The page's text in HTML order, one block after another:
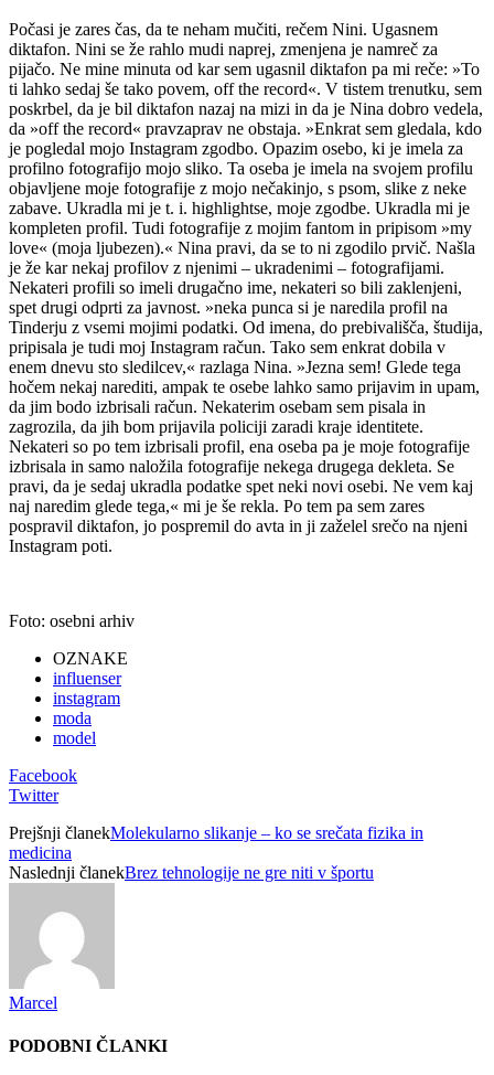
Počasi je zares čas, da te neham mučiti, rečem Nini. Ugasnem
diktafon. Nini se že rahlo mudi naprej, zmenjena je namreč za
pijačo. Ne mine minuta od kar sem ugasnil diktafon pa mi reče: »To
ti lahko sedaj še tako povem, off the record«. V tistem trenutku, sem
poskrbel, da je bil diktafon nazaj na mizi in da je Nina dobro vedela,
da »off the record« pravzaprav ne obstaja. »Enkrat sem gledala, kdo
je pogledal mojo Instagram zgodbo. Opazim osebo, ki je imela za
profilno fotografijo mojo sliko. Ta oseba je imela na svojem profilu
objavljene moje fotografije z mojo nečakinjo, s psom, slike z neke
zabave. Ukradla mi je t. i. highlightse, moje zgodbe. Ukradla mi je
kompleten profil. Tudi fotografije z mojim fantom in pripisom »my
love« (moja ljubezen).« Nina pravi, da se to ni zgodilo prvič. Našla
je že kar nekaj profilov z njenimi – ukradenimi – fotografijami.
Nekateri profili so imeli drugačno ime, nekateri so bili zaklenjeni,
spet drugi odprti za javnost. »neka punca si je naredila profil na
Tinderju z vsemi mojimi podatki. Od imena, do prebivališča, študija,
pripisala je tudi moj Instagram račun. Tako sem enkrat dobila v
enem dnevu sto sledilcev,« razlaga Nina. »Jezna sem! Glede tega
hočem nekaj narediti, ampak te osebe lahko samo prijavim in upam,
da jim bodo izbrisali račun. Nekaterim osebam sem pisala in
zagrozila, da jih bom prijavila policiji zaradi kraje identitete.
Nekateri so po tem izbrisali profil, ena oseba pa je moje fotografije
izbrisala in samo naložila fotografije nekega drugega dekleta. Se
pravi, da je sedaj ukradla podatke spet neki novi osebi. Ne vem kaj
naj naredim glede tega,« mi je še rekla. Po tem pa sem zares
pospravil diktafon, jo pospremil do avta in ji zaželel srečo na njeni
Instagram poti.
Foto: osebni arhiv
OZNAKE
influenser
instagram
moda
model
Facebook
Twitter
Prejšnji članekMolekularno slikanje – ko se srečata fizika in
medicina
Naslednji članekBrez tehnologije ne gre niti v športu
Marcel
PODOBNI ČLANKI